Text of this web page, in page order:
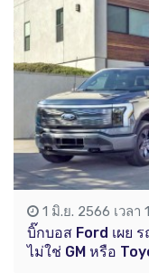
1 มิ.ย. 2566 เวลา
บิ๊กบอส Ford เผย
ไม่ใช่ GM หรือ